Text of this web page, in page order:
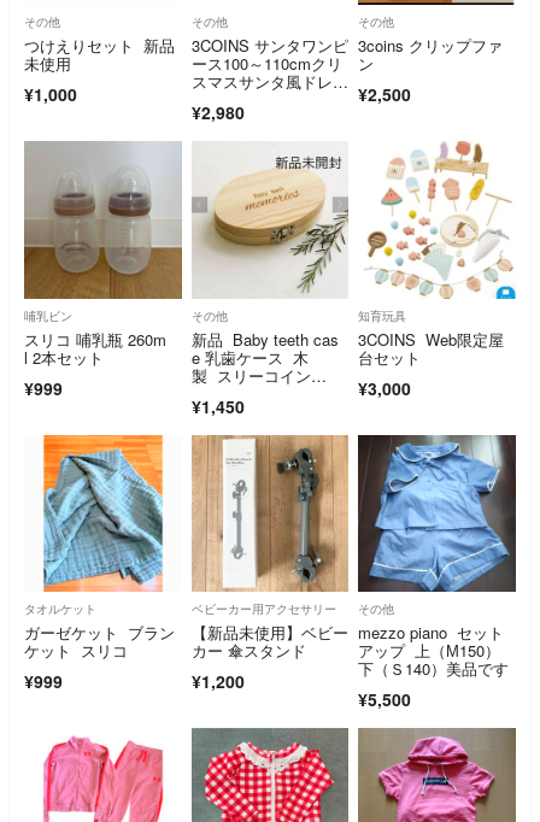
その他
つけえりセット 新品
未使用
¥1,000
その他
3COINS サンタワンピ
ース100～110cmクリ
スマスサンタ風ドレス
¥2,980
その他
3coins クリップファ
ン
¥2,500
哺乳ビン
スリコ 哺乳瓶 260m
l 2本セット
¥999
その他
新品 Baby teeth cas
e 乳歯ケース 木
製 スリーコイン
¥1,450
知育玩具
3COINS Web限定屋
台セット
¥3,000
タオルケット
ガーゼケット ブラン
ケット スリコ
¥999
ベビーカー用アクセサリー
【新品未使用】ベビー
カー 傘スタンド
¥1,200
その他
mezzo piano セット
アップ 上（М150）
下（Ｓ140）美品です
¥5,500